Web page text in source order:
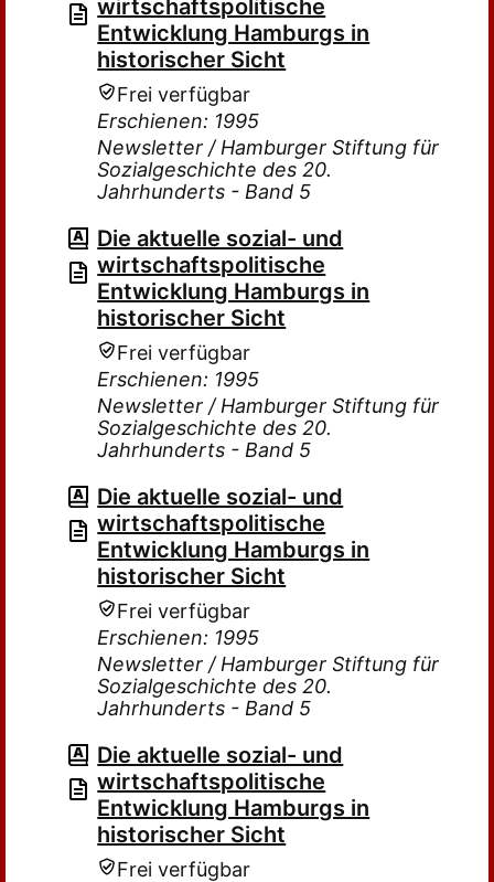
wirtschaftspolitische
Entwicklung Hamburgs in
historischer Sicht
Frei verfügbar
Erschienen: 1995
Newsletter / Hamburger Stiftung für
Sozialgeschichte des 20.
Jahrhunderts - Band 5
Die aktuelle sozial- und
wirtschaftspolitische
Entwicklung Hamburgs in
historischer Sicht
Frei verfügbar
Erschienen: 1995
Newsletter / Hamburger Stiftung für
Sozialgeschichte des 20.
Jahrhunderts - Band 5
Die aktuelle sozial- und
wirtschaftspolitische
Entwicklung Hamburgs in
historischer Sicht
Frei verfügbar
Erschienen: 1995
Newsletter / Hamburger Stiftung für
Sozialgeschichte des 20.
Jahrhunderts - Band 5
Die aktuelle sozial- und
wirtschaftspolitische
Entwicklung Hamburgs in
historischer Sicht
Frei verfügbar